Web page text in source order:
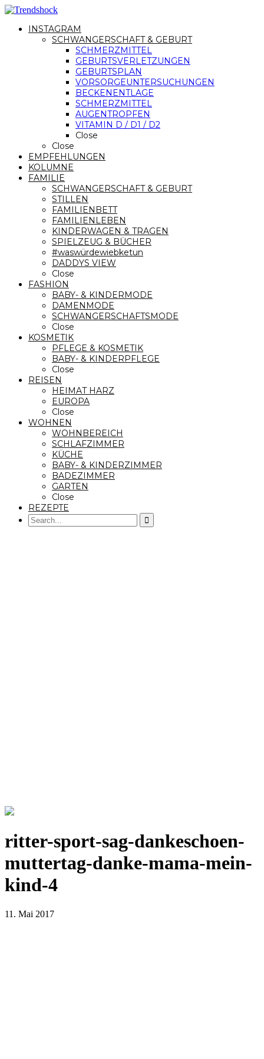
INSTAGRAM
SCHWANGERSCHAFT & GEBURT
SCHMERZMITTEL
GEBURTSVERLETZUNGEN
GEBURTSPLAN
VORSORGEUNTERSUCHUNGEN
BECKENENTLAGE
SCHMERZMITTEL
AUGENTROPFEN
VITAMIN D / D1 / D2
Close
Close
EMPFEHLUNGEN
KOLUMNE
FAMILIE
SCHWANGERSCHAFT & GEBURT
STILLEN
FAMILIENBETT
FAMILIENLEBEN
KINDERWAGEN & TRAGEN
SPIELZEUG & BÜCHER
#waswürdewiebketun
DADDYS VIEW
Close
FASHION
BABY- & KINDERMODE
DAMENMODE
SCHWANGERSCHAFTSMODE
Close
KOSMETIK
PFLEGE & KOSMETIK
BABY- & KINDERPFLEGE
Close
REISEN
HEIMAT HARZ
EUROPA
Close
WOHNEN
WOHNBEREICH
SCHLAFZIMMER
KÜCHE
BABY- & KINDERZIMMER
BADEZIMMER
GARTEN
Close
REZEPTE
ritter-sport-sag-dankeschoen-
muttertag-danke-mama-mein-
kind-4
11. Mai 2017